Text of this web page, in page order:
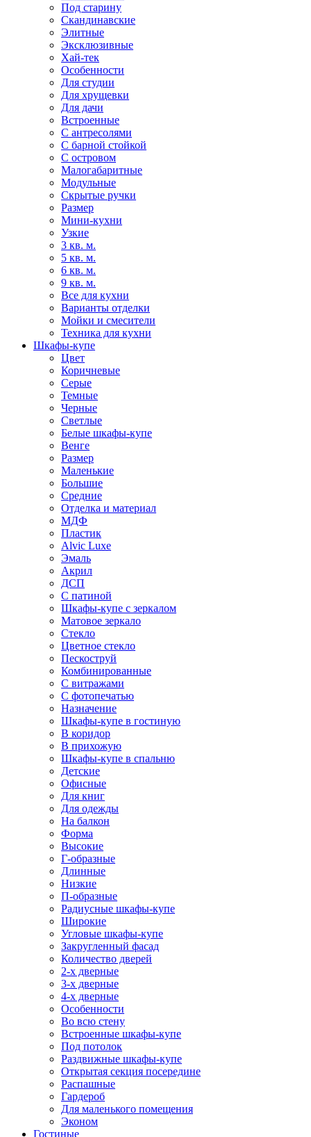
Под старину
Скандинавские
Элитные
Эксклюзивные
Хай-тек
Особенности
Для студии
Для хрущевки
Для дачи
Встроенные
С антресолями
С барной стойкой
С островом
Малогабаритные
Модульные
Скрытые ручки
Размер
Мини-кухни
Узкие
3 кв. м.
5 кв. м.
6 кв. м.
9 кв. м.
Все для кухни
Варианты отделки
Мойки и смесители
Техника для кухни
Шкафы-купе
Цвет
Коричневые
Серые
Темные
Черные
Светлые
Белые шкафы-купе
Венге
Размер
Маленькие
Большие
Средние
Отделка и материал
МДФ
Пластик
Alvic Luxe
Эмаль
Акрил
ДСП
С патиной
Шкафы-купе с зеркалом
Матовое зеркало
Стекло
Цветное стекло
Пескоструй
Комбинированные
С витражами
С фотопечатью
Назначение
Шкафы-купе в гостиную
В коридор
В прихожую
Шкафы-купе в спальню
Детские
Офисные
Для книг
Для одежды
На балкон
Форма
Высокие
Г-образные
Длинные
Низкие
П-образные
Радиусные шкафы-купе
Широкие
Угловые шкафы-купе
Закругленный фасад
Количество дверей
2-х дверные
3-х дверные
4-х дверные
Особенности
Во всю стену
Встроенные шкафы-купе
Под потолок
Раздвижные шкафы-купе
Открытая секция посередине
Распашные
Гардероб
Для маленького помещения
Эконом
Гостиные